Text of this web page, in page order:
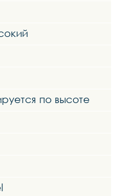
по высоте